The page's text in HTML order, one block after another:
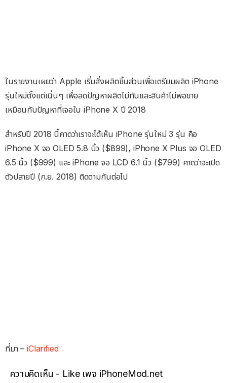
ในรายงานเผยว่า Apple เริ่มสั่งผลิตชิ้นส่วนเพื่อเตรียมผลิต iPhone
รุ่นใหม่ตั้งแต่เนิ่นๆ เพื่อลดปัญหาผลิตไม่ทันและสินค้าไม่พอขาย
เหมือนกับปัญหาที่เจอใน iPhone X ปี 2018
สำหรับปี 2018 นี้คาดว่าเราจะได้เห็น iPhone รุ่นใหม่ 3 รุ่น คือ
iPhone X จอ OLED 5.8 นิ้ว ($899), iPhone X Plus จอ OLED
6.5 นิ้ว ($999) และ iPhone จอ LCD 6.1 นิ้ว ($799) คาดว่าจะเปิด
ตัวปลายปี (ก.ย. 2018) ติดตามกันต่อไป
ที่มา –iClarified
ความคิดเห็น - Like เพจ iPhoneMod.net